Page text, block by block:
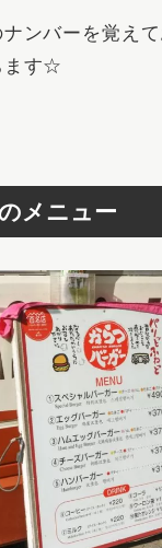
ンバーを覚え
ます☆
メニュー